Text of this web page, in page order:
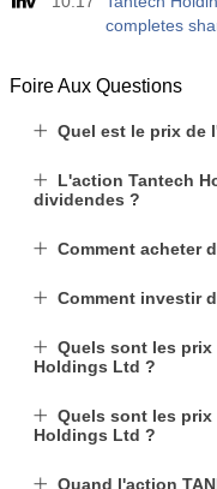
completes
Foire Aux Questions
Quel est le prix de
L'action Tantech
dividendes ?
Comment acheter
Comment investir
Quels sont les
Holdings Ltd ?
Quels sont les
Holdings Ltd ?
Quand l'action